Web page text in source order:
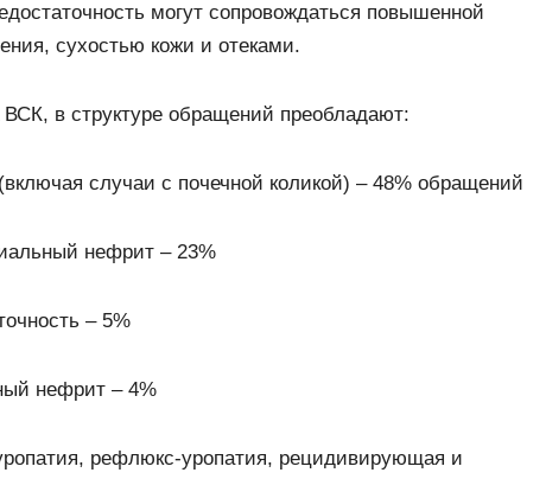
могут сопровождаться повышенной
сухостью кожи и отеками.
в структуре обращений преобладают:
случаи с почечной коликой) – 48% обращений
нефрит – 23%
– 5%
нефрит – 4%
рефлюкс-уропатия, рецидивирующая и